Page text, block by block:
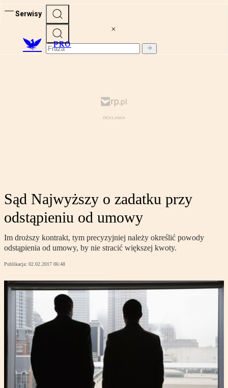
Serwisy
PRO
Sąd Najwyższy o zadatku przy
odstąpieniu od umowy
Im droższy kontrakt, tym precyzyjniej należy określić powody
odstąpienia od umowy, by nie stracić większej kwoty.
Publikacja: 02.02.2017 06:48